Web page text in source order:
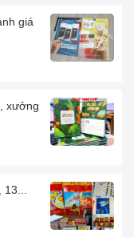
giá
xưởng